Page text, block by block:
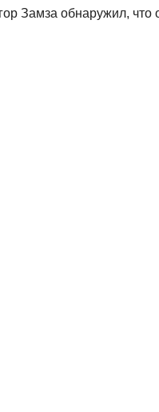
Замза обнаружил,